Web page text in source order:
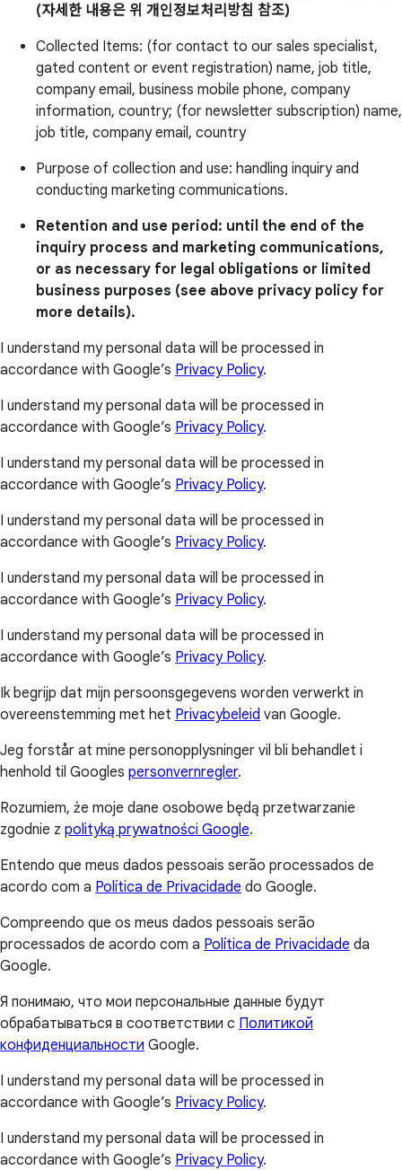
(자세한 내용은 위 개인정보처리방침 참조)
Collected Items: (for contact to our sales specialist,
gated content or event registration) name, job title,
company email, business mobile phone, company
information, country; (for newsletter subscription) name,
job title, company email, country
Purpose of collection and use: handling inquiry and
conducting marketing communications.
Retention and use period: until the end of the
inquiry process and marketing communications,
or as necessary for legal obligations or limited
business purposes (see above privacy policy for
more details).
I understand my personal data will be processed in
accordance with Google’s Privacy Policy.
I understand my personal data will be processed in
accordance with Google’s Privacy Policy.
I understand my personal data will be processed in
accordance with Google’s Privacy Policy.
I understand my personal data will be processed in
accordance with Google’s Privacy Policy.
I understand my personal data will be processed in
accordance with Google’s Privacy Policy.
I understand my personal data will be processed in
accordance with Google’s Privacy Policy.
Ik begrijp dat mijn persoonsgegevens worden verwerkt in
overeenstemming met het Privacybeleid van Google.
Jeg forstår at mine personopplysninger vil bli behandlet i
henhold til Googles personvernregler.
Rozumiem, że moje dane osobowe będą przetwarzanie
zgodnie z polityką prywatności Google.
Entendo que meus dados pessoais serão processados de
acordo com a Política de Privacidade do Google.
Compreendo que os meus dados pessoais serão
processados de acordo com a Política de Privacidade da
Google.
Я понимаю, что мои персональные данные будут
обрабатываться в соответствии с Политикой
конфиденциальности Google.
I understand my personal data will be processed in
accordance with Google’s Privacy Policy.
I understand my personal data will be processed in
accordance with Google’s Privacy Policy.